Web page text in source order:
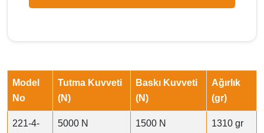
Model
No
Tutma Kuvveti
(N)
Baskı Kuvveti
(N)
Ağırlık
(gr)
221-4-
5000 N 1500 N 1310 gr